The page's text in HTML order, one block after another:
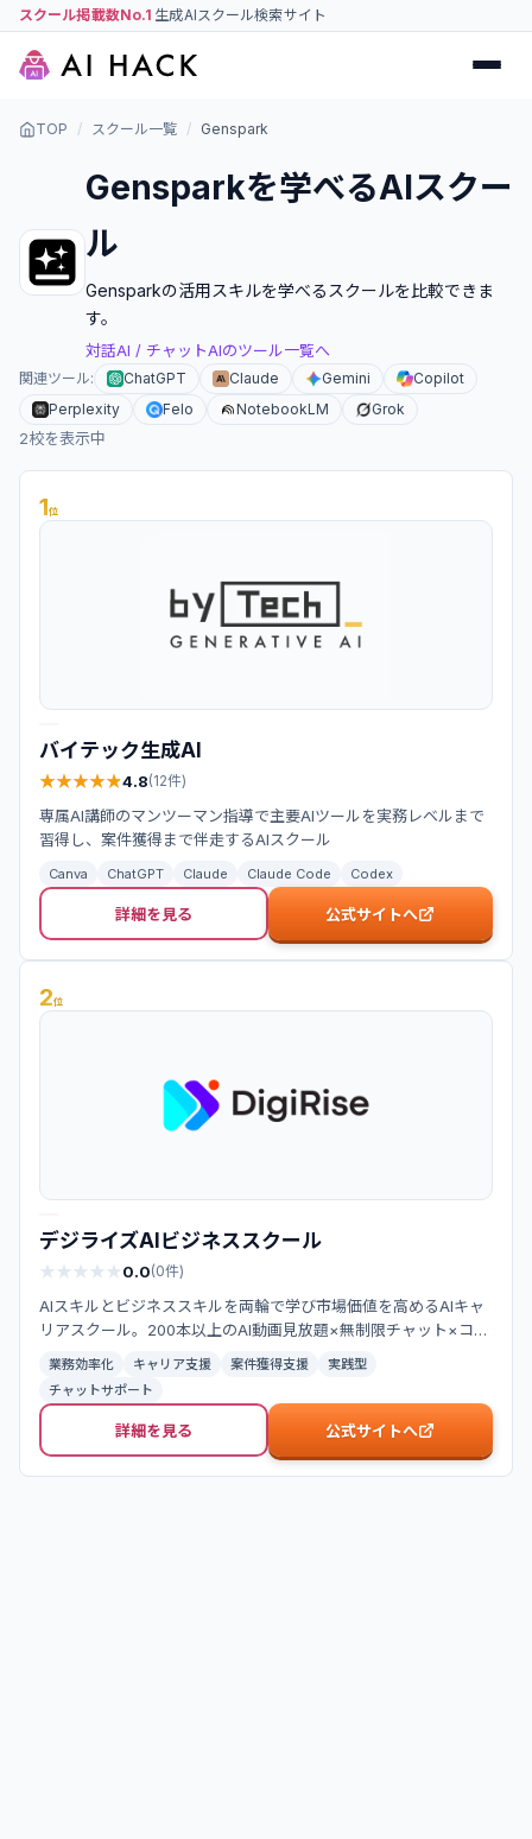
スクール掲載数No.1 生成AIスクール検索サイト
TOP / スクール一覧 / Genspark
Gensparkを学べるAIスクー
ル
Gensparkの活用スキルを学べるスクールを比較できま
す。
対話AI / チャットAIのツール一覧へ
関連ツール: ChatGPT Claude Gemini
Copilot
Perplexity
Felo NotebookLM Grok
2校を表示中
1位
バイテック生成AI
★
★★
★★
★★
★★
★4.8(12件)
専属AI講師のマンツーマン指導で主要AIツールを実務レベルまで
習得し、案件獲得まで伴走するAIスクール
Canva ChatGPT Claude Claude Code Codex
詳細を見る 公式サイトへ
2位
デジライズAIビジネススクール
★
★ ★
★ ★
★ ★
★ ★
★0.0(0件)
AIスキルとビジネススキルを両輪で学び市場価値を高めるAIキャ
リアスクール。200本以上のAI動画見放題×無制限チャット×コミ
ュニティで、業務効率化からキャリアアップまで支援。
業務効率化 キャリア支援 案件獲得支援
実践型
チャットサポート
詳細を見る 公式サイトへ